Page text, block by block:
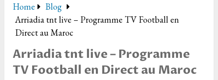
Home
Blog
Arriadia tnt live – Programme TV Football en
Direct au Maroc
Arriadia tnt live – Programme
TV Football en Direct au Maroc